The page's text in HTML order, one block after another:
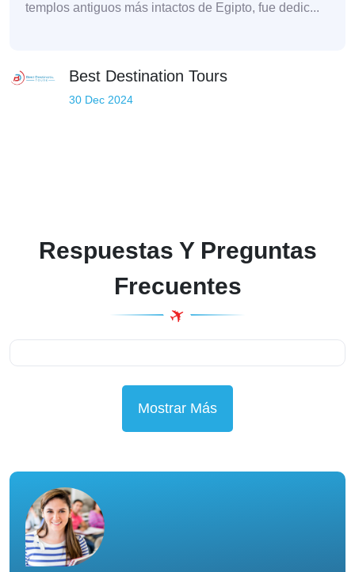
templos antiguos más intactos de Egipto, fue dedic...
Best Destination Tours
30 Dec 2024
Respuestas Y Preguntas
Frecuentes
Mostrar Más